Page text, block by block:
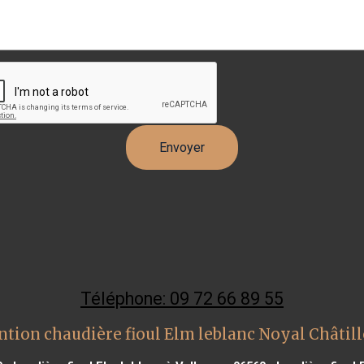
Téléphone: 09 72 66 89 55
chaudière fioul Elm leblanc Noyal